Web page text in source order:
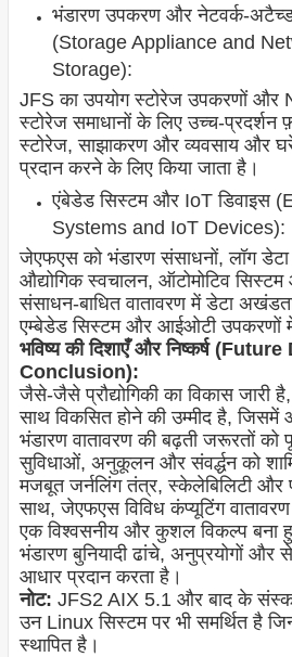
भंडारण उपकरण और नेटवर्क-
(Storage Appliance and
Storage):
JFS का उपयोग स्टोरेज उपकरणों और
स्टोरेज समाधानों के लिए उच्च-प्रदर्शन
स्टोरेज, साझाकरण और व्यवसाय और
प्रदान करने के लिए किया जाता है।
एंबेडेड सिस्टम और IoT डिवाइस
Systems and IoT Devices):
जेएफएस को भंडारण संसाधनों, लॉग
औद्योगिक स्वचालन, ऑटोमोटिव
संसाधन-बाधित वातावरण में डेटा
एम्बेडेड सिस्टम और आईओटी उपकरणों
भविष्य की दिशाएँ और निष्कर्ष
Conclusion):
जैसे-जैसे प्रौद्योगिकी का विकास
साथ विकसित होने की उम्मीद है,
भंडारण वातावरण की बढ़ती जरूरतों को
सुविधाओं, अनुकूलन और संवर्द्धन को
मजबूत जर्नलिंग तंत्र, स्केलेबिलिटी और
साथ, जेएफएस विविध कंप्यूटिंग
एक विश्वसनीय और कुशल विकल्प बना
भंडारण बुनियादी ढांचे, अनुप्रयोगों
आधार प्रदान करता है।
नोट: JFS2 AIX 5.1 और बाद के
उन Linux सिस्टम पर भी समर्थित है
स्थापित है।